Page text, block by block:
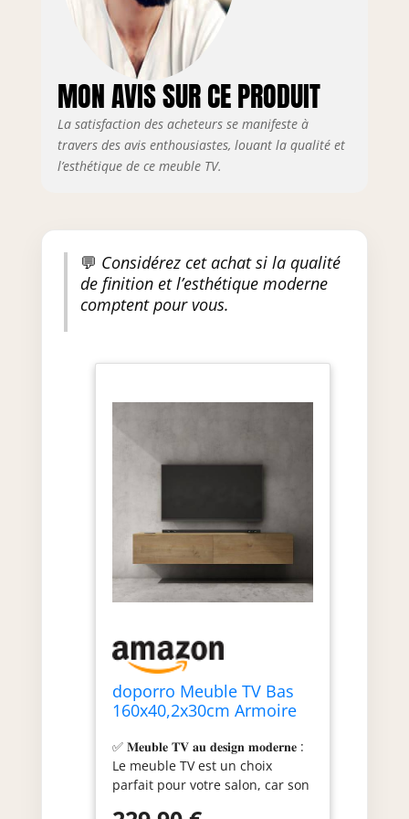
le montage mural, les crochets
sont extensibles grâce à des vis
et également réglables
verticalement, permettant un
montage parfaitement ajusté.
MON AVIS SUR CE PRODUIT
La satisfaction des acheteurs se manifeste à
travers des avis enthousiastes, louant la qualité et
l’esthétique de ce meuble TV.
💬 Considérez cet achat si la qualité
de finition et l’esthétique moderne
comptent pour vous.
doporro Meuble TV Bas
160x40,2x30cm Armoire
✅ 𝐌𝐞𝐮𝐛𝐥𝐞 𝐓𝐕 𝐚𝐮 𝐝𝐞𝐬𝐢𝐠𝐧 𝐦𝐨𝐝𝐞𝐫𝐧𝐞 :
Le meuble TV est un choix
parfait pour votre salon, car son